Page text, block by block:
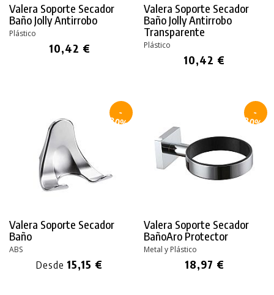
Valera Soporte Secador
Baño Jolly Antirrobo
Plástico
10,42 €
Valera Soporte Secador
Baño Jolly Antirrobo
Transparente
Plástico
10,42 €
-
30%
Valera Soporte Secador
Baño
ABS
Desde 15,15 €
-
30%
Valera Soporte Secador
BañoAro Protector
Metal y Plástico
18,97 €